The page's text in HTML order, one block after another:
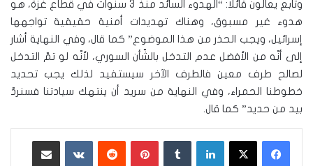
وتابع يعالون قائلًا: “الهدوء السائد منذ 3 سنوات في قطاع غزة، هو
هدوء غير مسبوق، وهناك تهديدات أمنية حقيقية تواجهها
إسرائيل، ويجب الحذر من هذا الموضوع” كما قال، وفي النهاية أشار
إلى أنّه من الأفضل عدم التدخل بالشّأن السوري، لأنّه لو تمّ التدخل
لصالح طرف معين فالطرف الآخر سيستفيد لذلك يجب تحديد
خطوطنا الحمراء، وفي النهاية من سريد أن ينتهك سيادتنا فسنردّ
بيد من حديد” كما قال.
لينكدإن بينتيريست ‏VKontakte